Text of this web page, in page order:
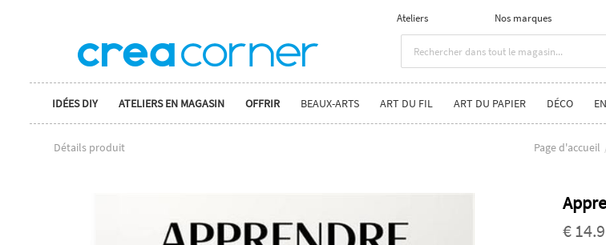
Ateliers Nos marques
IDÉES DIY ATELIERS EN MAGASIN OFFRIR BEAUX-ARTS ART DU FIL ART DU PAPIER DÉCO
Détails produit Page d'accueil
€